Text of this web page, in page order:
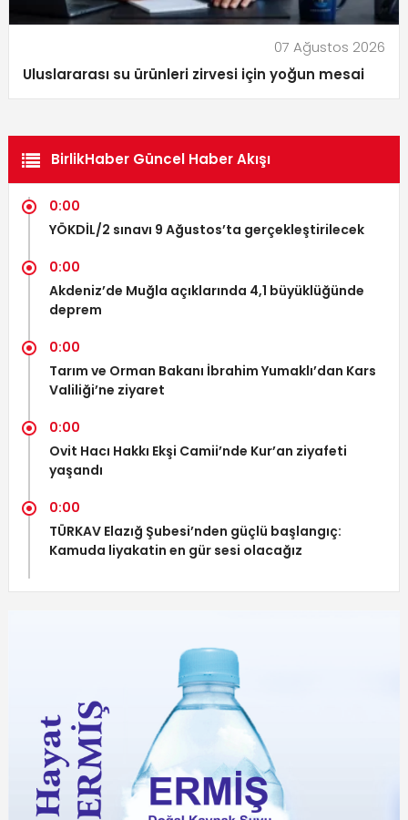
07 Ağustos 2026
Uluslararası su ürünleri zirvesi için yoğun mesai
BirlikHaber Güncel Haber Akışı
0:00
YÖKDİL/2 sınavı 9 Ağustos’ta gerçekleştirilecek
0:00
Akdeniz’de Muğla açıklarında 4,1 büyüklüğünde
deprem
0:00
Tarım ve Orman Bakanı İbrahim Yumaklı’dan Kars
Valiliği’ne ziyaret
0:00
Ovit Hacı Hakkı Ekşi Camii’nde Kur’an ziyafeti
yaşandı
0:00
TÜRKAV Elazığ Şubesi’nden güçlü başlangıç:
Kamuda liyakatin en gür sesi olacağız